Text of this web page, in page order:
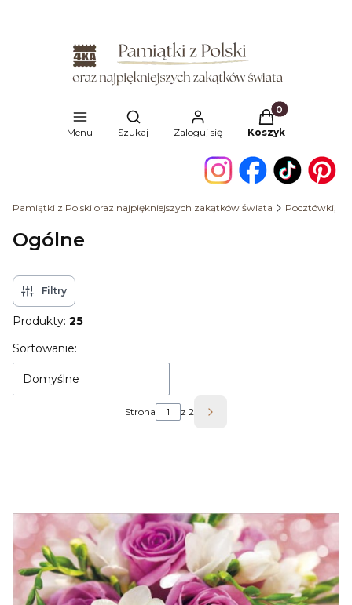
Menu
Otwórz wyszukiwarkę
Szukaj Zaloguj się
Produkty w
Koszyk
Pamiątki z Polski oraz najpiękniejszych zakątków świata Pocztówki,
Ogólne
Filtry
Produkty: 25
Lista produktów
Sortowanie:
Domyślne
Strona z 2 Następne produkty